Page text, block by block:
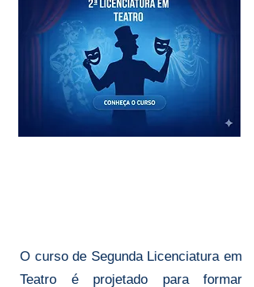
O curso de Segunda Licenciatura em
Teatro é projetado para formar